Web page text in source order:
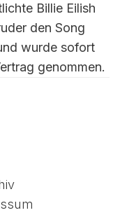
Billie Eilish
den Song
wurde sofort
genommen.